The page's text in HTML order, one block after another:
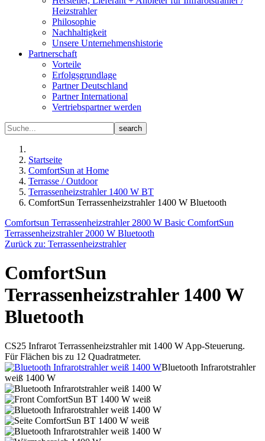
Heizstrahler
Philosophie
Nachhaltigkeit
Unsere Unternehmenshistorie
Partnerschaft
Vorteile
Erfolgsgrundlage
Partner Deutschland
Partner International
Vertriebspartner werden
Startseite
ComfortSun at Home
Terrasse / Outdoor
Terrassenheizstrahler 1400 W BT
ComfortSun Terrassenheizstrahler 1400 W Bluetooth
Comfortsun Terrassenheizstrahler 2800 W Basic ComfortSun
Terrassenheizstrahler 2000 W Bluetooth
Zurück zu: Terrassenheizstrahler
ComfortSun
Terrassenheizstrahler 1400 W
Bluetooth
CS25 Infrarot Terrassenheizstrahler mit 1400 W App-Steuerung.
Für Flächen bis zu 12 Quadratmeter.
Bluetooth Infrarotstrahler
weiß 1400 W